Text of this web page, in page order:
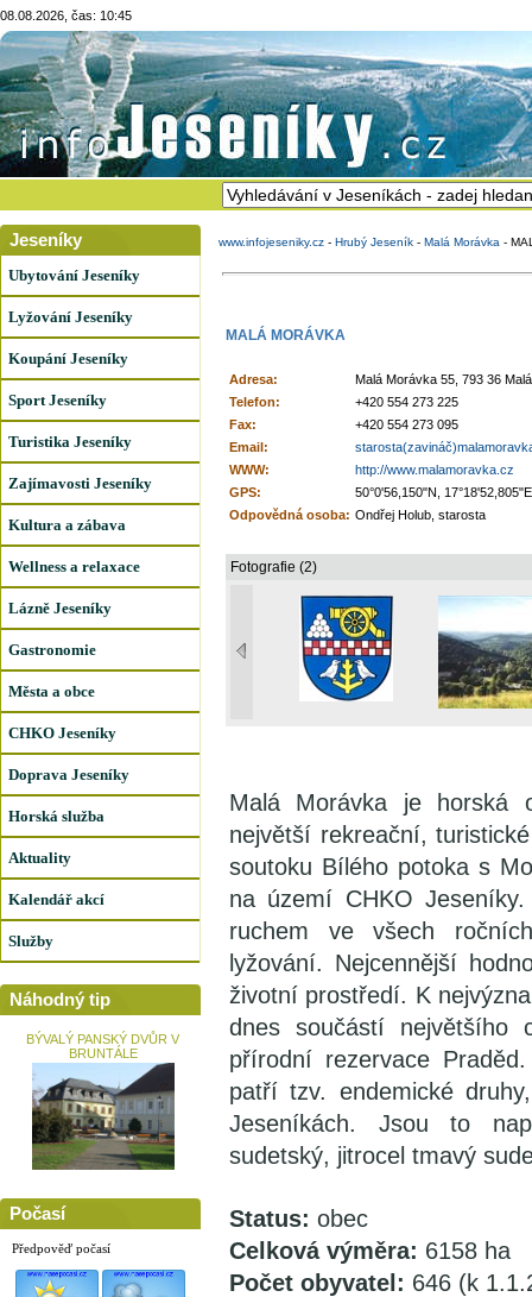
08.08.2026, čas: 10:45
Jeseníky
Ubytování Jeseníky
Lyžování Jeseníky
Koupání Jeseníky
Sport Jeseníky
Turistika Jeseníky
Zajímavosti Jeseníky
Kultura a zábava
Wellness a relaxace
Lázně Jeseníky
Gastronomie
Města a obce
CHKO Jeseníky
Doprava Jeseníky
Horská služba
Aktuality
Kalendář akcí
Služby
Náhodný tip
BÝVALÝ PANSKÝ DVŮR V
BRUNTÁLE
Počasí
Předpověď počasí
www.infojeseniky.cz - Hrubý Jeseník - Malá Morávka -
MALÁ MORÁVKA
Adresa:
Malá Morávka 55, 793 36
Telefon:
+420 554 273 225
Fax:
+420 554 273 095
Email:
WWW:
http://www.malamoravka.cz
GPS:
50°0'56,150"N, 17°18'52,805"E
Odpovědná osoba: Ondřej Holub, starosta
Fotografie (2)
Malá Morávka je horská
největší rekreační,
soutoku Bílého potoka s
na území CHKO
ruchem ve všech
lyžování. Nejcennější
životní prostředí. K
dnes součástí největšího
přírodní rezervace
patří tzv. endemické
Jeseníkách. Jsou to
sudetský, jitrocel tmavý
Status: obec
Celková výměra: 6158 ha
Počet obyvatel: 646 (k